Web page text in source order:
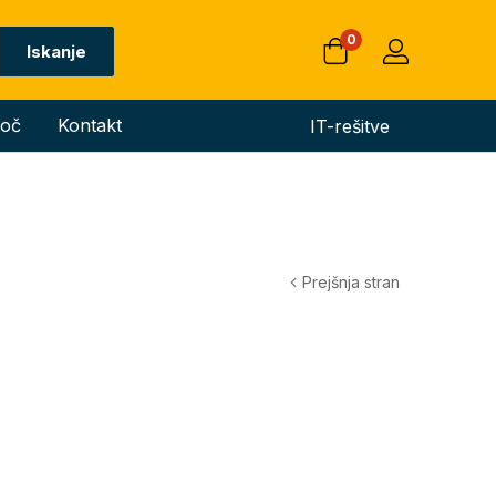
Iskanje
0
Kontakt IT-rešitve
Prejšnja stran